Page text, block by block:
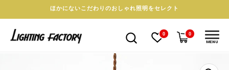
ほかにないこだわりのおしゃれ照明をセレクト
0 0
MENU